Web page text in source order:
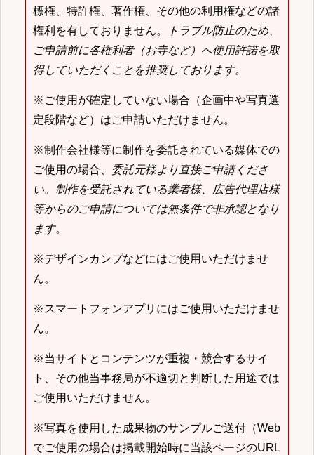
標権、特許権、著作権、その他の利用権などの諸
権利を有しておりません。
トラブル防止のため、
ご申請前に各権利者（お寺など）へ使用許諾を取
得していただくことを推奨しております。
※ご使用が確定していない場合（企画中や写真選
定段階など）はご申請いただけません。
※制作会社様等に制作を委託されている媒体での
ご使用の場合、 委託元様より直接ご申請くださ
い。 制作を受託されている業者様、広告代理店様
等からのご申請については無条件で非承認となり
ます。
※デザインカンプなどにはご使用いただけませ
ん。
※スマートフォンアプリにはご使用いただけませ
ん。
※当サイトとコンテンツが重複・競合するサイ
ト、その他当事務局が不適切と判断した用途では
ご使用いただけません。
※写真を使用した成果物のサンプルご送付（Web
でご使用の場合は掲載開始時に当該ページのURL